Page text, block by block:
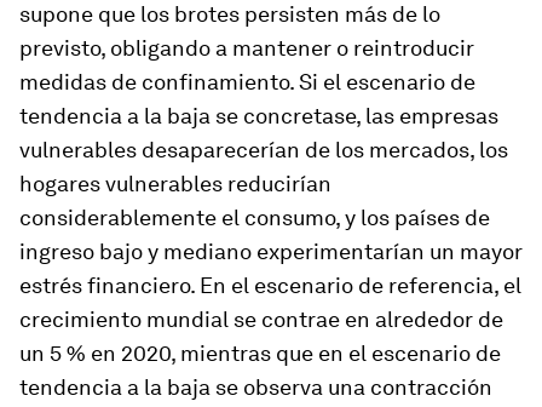
supone que los brotes persisten más de lo
previsto, obligando a mantener o reintroducir
medidas de confinamiento. Si el escenario de
tendencia a la baja se concretase, las empresas
vulnerables desaparecerían de los mercados, los
hogares vulnerables reducirían
considerablemente el consumo, y los países de
ingreso bajo y mediano experimentarían un mayor
estrés financiero. En el escenario de referencia, el
crecimiento mundial se contrae en alrededor de
un 5 % en 2020, mientras que en el escenario de
tendencia a la baja se observa una contracción